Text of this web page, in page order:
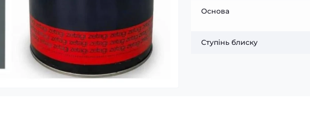
Основа
Ступінь блиску